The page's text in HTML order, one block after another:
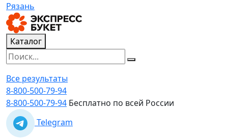
Рязань
Каталог
Все результаты
8-800-500-79-94
8-800-500-79-94 Бесплатно по всей России
Telegram